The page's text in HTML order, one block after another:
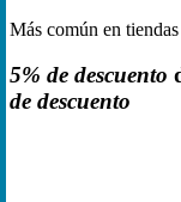
Más común en
5% de descuento
de descuento